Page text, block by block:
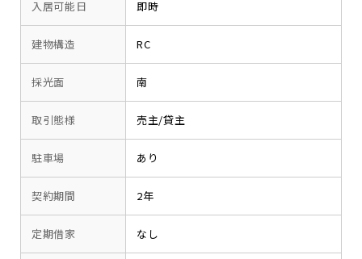
入居可能日 即時
建物構造 RC
採光面 南
取引態様 売主/貸主
駐車場 あり
契約期間 2年
定期借家 なし